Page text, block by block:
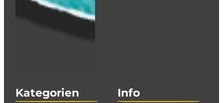
Kategorien Info